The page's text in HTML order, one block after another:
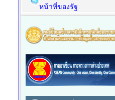
หน้าที่ของรัฐ